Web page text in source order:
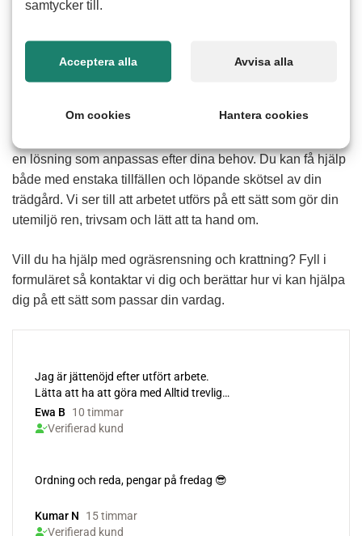
Hur fungerar hjälp med ogräsrensning och
fysiskt ansträngande särskilt under intensiva perioder på
våren och hösten. Med hjälp av våra erfarna seniorer får du
en lösning som anpassas efter dina behov. Du kan få hjälp
både med enstaka tillfällen och löpande skötsel av din
trädgård. Vi ser till att arbetet utförs på ett sätt som gör din
utemiljö ren, trivsam och lätt att ta hand om.
Vill du ha hjälp med ogräsrensning och krattning? Fyll i
formuläret så kontaktar vi dig och berättar hur vi kan hjälpa
dig på ett sätt som passar din vardag.
samtycker till.
Acceptera alla Avvisa alla
Om cookies Hantera cookies